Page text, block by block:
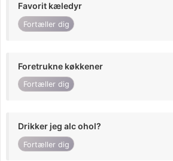
Favorit kæledyr
Fortæller dig
Foretrukne køkkener
Fortæller dig
Drikker jeg alc ohol?
Fortæller dig